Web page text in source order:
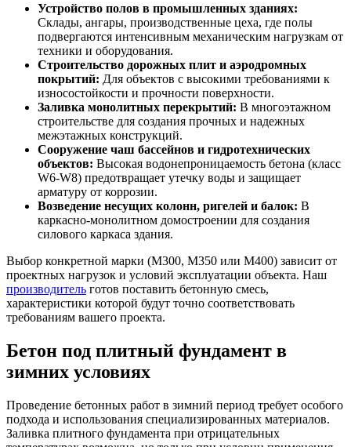
Устройство полов в промышленных зданиях:
Склады, ангары, производственные цеха, где полы
подвергаются интенсивным механическим нагрузкам от
техники и оборудования.
Строительство дорожных плит и аэродромных
покрытий: Для объектов с высокими требованиями к
износостойкости и прочности поверхности.
Заливка монолитных перекрытий: В многоэтажном
строительстве для создания прочных и надежных
межэтажных конструкций.
Сооружение чаш бассейнов и гидротехнических
объектов: Высокая водонепроницаемость бетона (класс
W6-W8) предотвращает утечку воды и защищает
арматуру от коррозии.
Возведение несущих колонн, ригелей и балок: В
каркасно-монолитном домостроении для создания
силового каркаса здания.
Выбор конкретной марки (М300, М350 или М400) зависит от
проектных нагрузок и условий эксплуатации объекта. Наш
производитель готов поставить бетонную смесь,
характеристики которой будут точно соответствовать
требованиям вашего проекта.
Бетон под плитный фундамент в
зимних условиях
Проведение бетонных работ в зимний период требует особого
подхода и использования специализированных материалов.
Заливка плитного фундамента при отрицательных